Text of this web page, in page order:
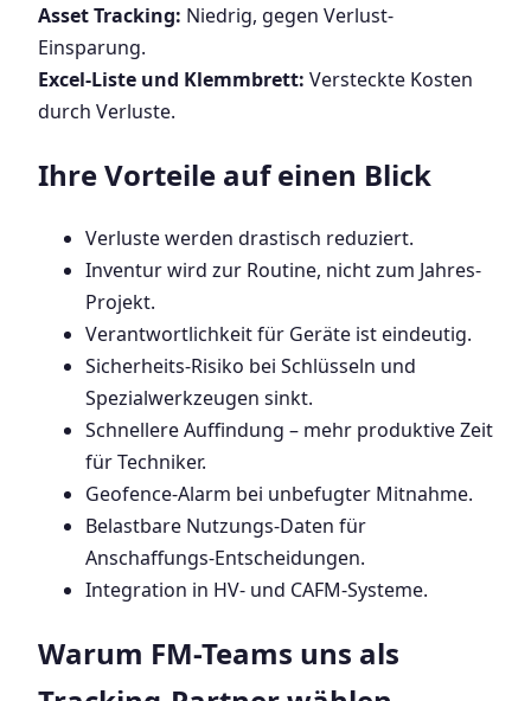
Asset Tracking: Niedrig, gegen Verlust-
Einsparung.
Excel-Liste und Klemmbrett: Versteckte Kosten
durch Verluste.
Ihre Vorteile auf einen Blick
Verluste werden drastisch reduziert.
Inventur wird zur Routine, nicht zum Jahres-
Projekt.
Verantwortlichkeit für Geräte ist eindeutig.
Sicherheits-Risiko bei Schlüsseln und
Spezialwerkzeugen sinkt.
Schnellere Auffindung – mehr produktive Zeit
für Techniker.
Geofence-Alarm bei unbefugter Mitnahme.
Belastbare Nutzungs-Daten für
Anschaffungs-Entscheidungen.
Integration in HV- und CAFM-Systeme.
Warum FM-Teams uns als